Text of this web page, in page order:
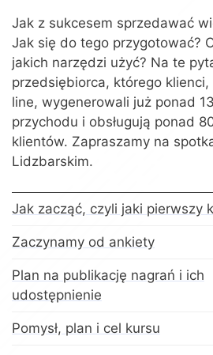
Jak z sukcesem sprzedawać
Jak się do tego przygotować?
jakich narzędzi użyć? Na te
przedsiębiorca, którego
line, wygenerowali już ponad
przychodu i obsługują ponad
klientów. Zapraszamy na
Lidzbarskim.
Jak zacząć, czyli jaki pierwszy
Zaczynamy od ankiety
Plan na publikację nagrań i ich
udostępnienie
Pomysł, plan i cel kursu